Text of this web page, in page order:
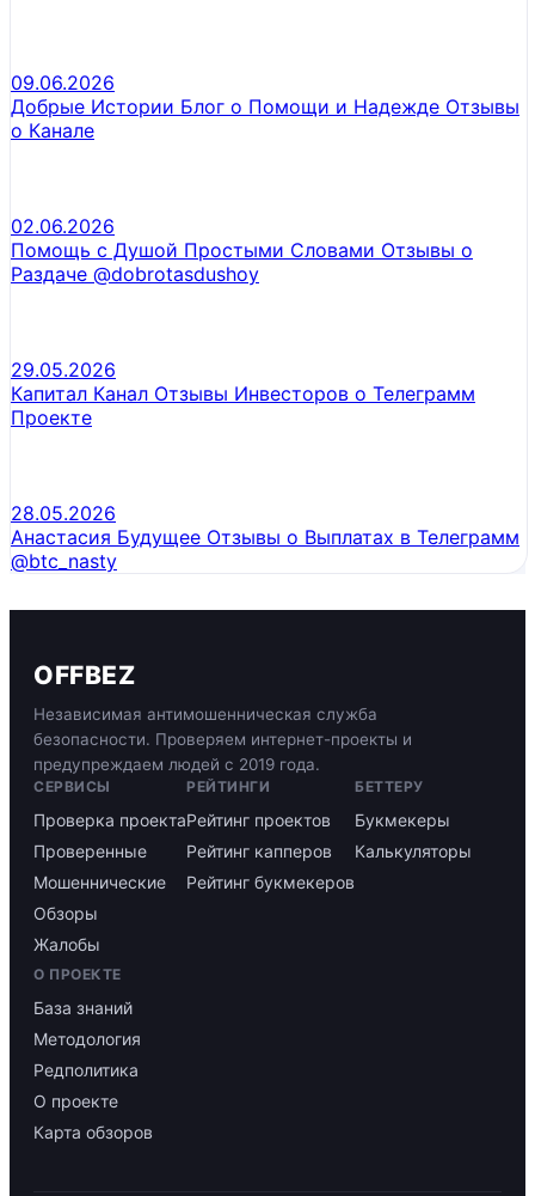
09.06.2026
Добрые Истории Блог о Помощи и Надежде Отзывы
о Канале
02.06.2026
Помощь с Душой Простыми Словами Отзывы о
Раздаче @dobrotasdushoy
29.05.2026
Капитал Канал Отзывы Инвесторов о Телеграмм
Проекте
28.05.2026
Анастасия Будущее Отзывы о Выплатах в Телеграмм
@btc_nasty
OFFBEZ
Независимая антимошенническая служба
безопасности. Проверяем интернет-проекты и
предупреждаем людей с 2019 года.
СЕРВИСЫ
Проверка проекта
Проверенные
Мошеннические
Обзоры
Жалобы
РЕЙТИНГИ
Рейтинг проектов
Рейтинг капперов
Рейтинг букмекеров
БЕТТЕРУ
Букмекеры
Калькуляторы
О ПРОЕКТЕ
База знаний
Методология
Редполитика
О проекте
Карта обзоров